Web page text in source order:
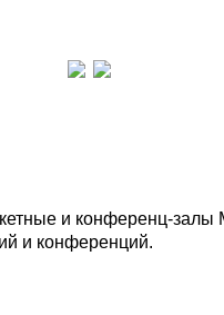
и конференц-залы
и конференций.